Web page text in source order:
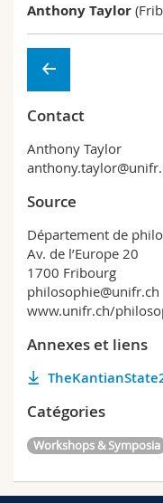
Anthony Taylor
Contact
Anthony Taylor
Source
Département de
Av. de l’Europe 20
1700 Fribourg
philosophie@unifr.ch
www.unifr.ch/
Annexes et liens
Catégories
Workshops & Symposia